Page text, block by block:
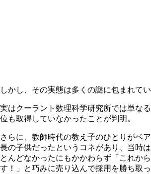
しかし、その実態は多くの謎に包まれてい
実はクーラント数理科学研究所では単な
位も取得していなかったことが判明。
さらに、教師時代の教え子のひとりがベ
長の子供だったというコネがあり、当時
とんどなかったにもかかわらず「これか
す！」と巧みに売り込んで採用を勝ち取